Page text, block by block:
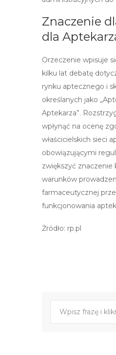
Znaczenie
dla
Orzeczenie wpisuje
kilku lat debatę
rynku aptecznego i
określanych jako
Aptekarza”.
wpłynąć na ocenę
właścicielskich sieci
obowiązującymi
zwiększyć znaczenie
warunków
farmaceutycznej
funkcjonowania
Źródło: rp.pl